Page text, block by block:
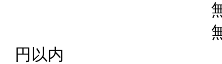
無担保保証
無担保無保証
円以内